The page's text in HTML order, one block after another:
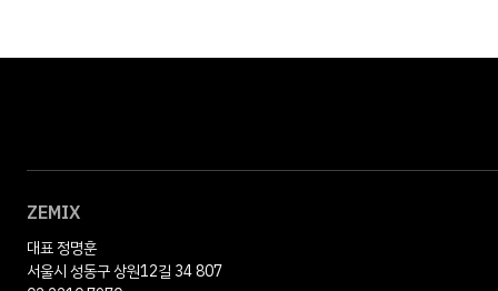
ZEMIX
대표 정명훈
서울시 성동구 상원12길 34 807